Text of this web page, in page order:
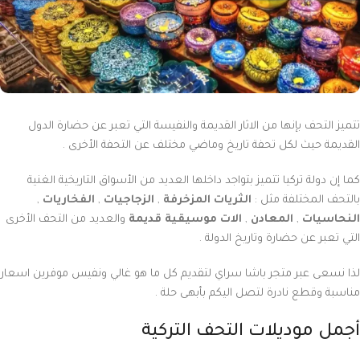
تتميز التحف بإنها من الاثار القديمة والنفيسة التي تعبر عن حضارة الدول
القديمة حيث لكل تحفة تاريخ وماضي مختلف عن التحفة الأخرى .
كما إن دولة تركيا تتميز بتواجد داخلها العديد من الأسواق التاريخية الغنية
بالتحف المختلفة مثل : الثريات المزخرفة , الزجاجيات , الفخاريات ,
النحاسيات , المعادن , الات موسيقية قديمة والعديد من التحف الأخرى
التي تعبر عن حضارة وتاريخ الدولة .
لذا نسعى عبر متجر باشا سراي لتقديم كل ما هو غالي ونفيس موفرين اسعار
مناسبة وقطع نادرة لتصل اليكم بأبهى حلة .
أجمل موديلات التحف التركية